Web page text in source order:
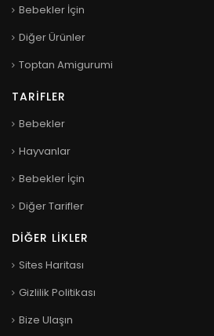
Bebekler İçin
Diğer Ürünler
Toptan Amigurumi
TARIFLER
Bebekler
Hayvanlar
Bebekler İçin
Diğer Tarifler
DIĞER LIKLER
Sites Haritası
Gizlilik Politikası
Bize Ulaşın